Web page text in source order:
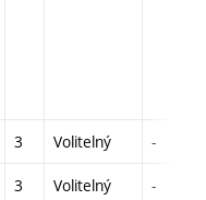
3 Volitelný -
3 Volitelný -